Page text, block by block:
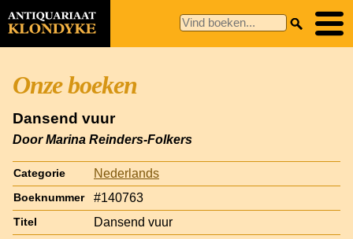
Onze boeken
Dansend vuur
Door Marina Reinders-Folkers
Categorie Nederlands
Boeknummer #140763
Titel Dansend vuur